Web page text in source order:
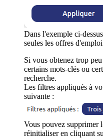
Dans l'exemple ci-
seules les offres
Si vous obtenez trop
certains mots-clés ou
recherche.
Les filtres appliqués à
suivante :
Vous pouvez supprimer
réinitialiser en cliquant